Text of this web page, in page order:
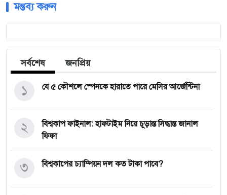
মন্তব্য করুন
সর্বশেষ জনপ্রিয়
যে ৫ কৌশলে স্পেনকে হারাতে পারে মেসির আর্জেন্টিনা
১
বিশ্বকাপ ফাইনাল: হাফটাইম নিয়ে চূড়ান্ত সিদ্ধান্ত জানাল
ফিফা
২
বিশ্বকাপের চ্যাম্পিয়ন দল কত টাকা পাবে?
৩